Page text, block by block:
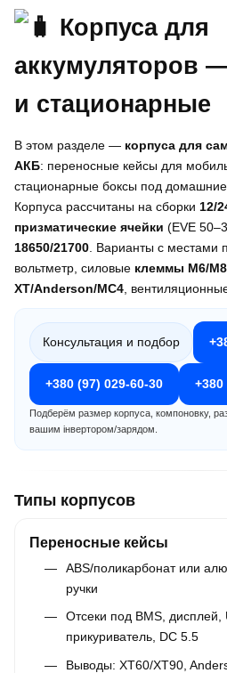
В этом разделе — корпуса для
АКБ: переносные кейсы для
стационарные боксы под
Корпуса рассчитаны на сборки 12/
призматические ячейки (EVE
18650/21700 . Варианты с местами
вольтметр, силовые клеммы M6/M8
XT/Anderson/MC4 ,
Консультация и подбор
+380 (97) 029-60-30 +380
Подберём размер корпуса, компоновку,
вашим інвертором/зарядом.
Типы корпусов
Переносные кейсы
ABS/поликарбонат или
ручки
Отсеки под BMS, дисплей,
прикуриватель, DC 5.5
Выводы: XT60/XT90,